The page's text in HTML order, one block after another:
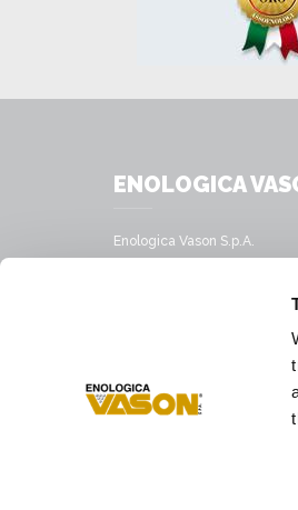
ENOLOGICA
Enologica Vason S.p.A.
San Pietro in Cariano,
Pescantina, Verona - Italy